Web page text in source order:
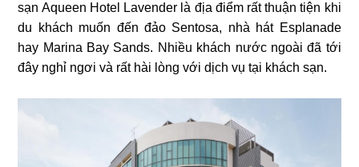
sạn Aqueen Hotel Lavender là địa điểm rất thuận tiện khi
du khách muốn đến đảo Sentosa, nhà hát Esplanade
hay Marina Bay Sands. Nhiều khách nước ngoài đã tới
đây nghỉ ngơi và rất hài lòng với dịch vụ tại khách sạn.